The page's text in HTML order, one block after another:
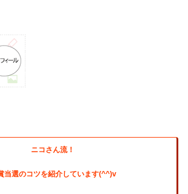
ニコさん流！
当選のコツを紹介しています(^^)v